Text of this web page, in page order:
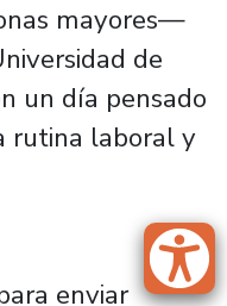
mayores—
de
un día pensado
rutina laboral y
enviar